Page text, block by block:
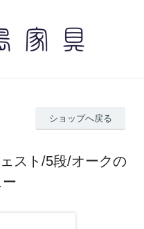
ショップへ戻る
スト/5段/オークの
ー